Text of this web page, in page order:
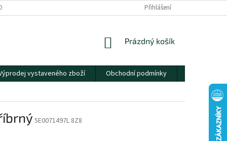
ÚDAJŮ Přihlášení
NÁKUPNÍ
Prázdný košík
vystaveného zboží Obchodní podmínky
5E0071497L 8Z8